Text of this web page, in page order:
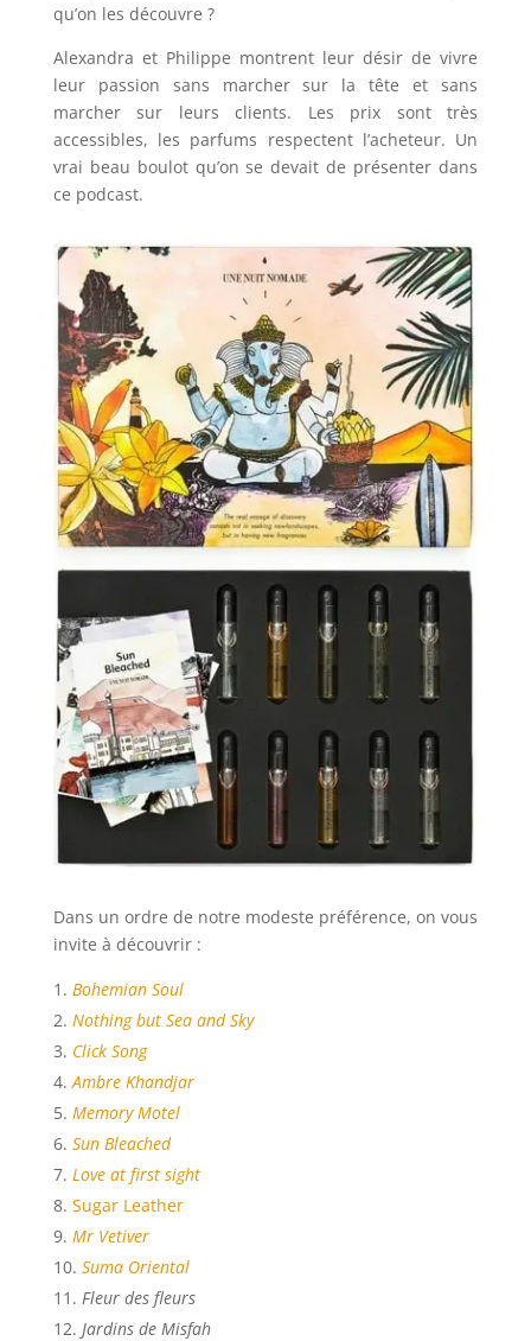
qu’on les découvre ?
Alexandra et Philippe montrent leur désir de vivre
leur passion sans marcher sur la tête et sans
marcher sur leurs clients. Les prix sont très
accessibles, les parfums respectent l’acheteur. Un
vrai beau boulot qu’on se devait de présenter dans
ce podcast.
Dans un ordre de notre modeste préférence, on vous
invite à découvrir :
Bohemian Soul
Nothing but Sea and Sky
Click Song
Ambre Khandjar
Memory Motel
Sun Bleached
Love at first sight
Sugar Leather
Mr Vetiver
Suma Oriental
Fleur des fleurs
Jardins de Misfah